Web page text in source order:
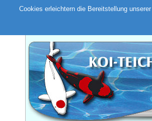
Cookies erleichtern die Bereitstellung